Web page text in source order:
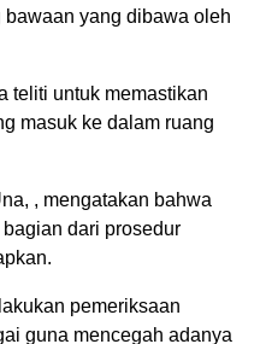
yang dibawa oleh
teliti untuk memastikan
masuk ke dalam ruang
, mengatakan bahwa
dari prosedur
pemeriksaan
guna mencegah adanya